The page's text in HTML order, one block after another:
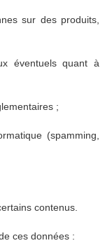
sur des produits,
éventuels quant à
;
(spamming,
contenus.
ces données :